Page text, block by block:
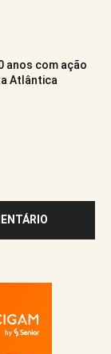
anos com ação
Atlântica